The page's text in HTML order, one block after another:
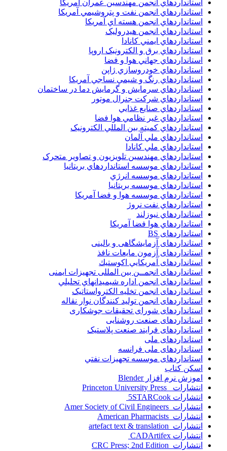
استانداردهاي انجمن مهندسين عمران آمريکا
استانداردهاي انجمن نفت و پتروشيمي آمريکا
استانداردهاي انجمن هسته اي آمريکا
استانداردهاي انجمن هيدروليک
استانداردهاي ايمني کانادا
استانداردهاي برق و الکترونبک اروپا
استانداردهاي جهاني هوا و فضا
استانداردهاي خودروسازي ژاپن
استانداردهاي رنگ و شيمي نساجي آمريکا
استانداردهاي سرمايش و گرمايش دما در ساختمان
استانداردهاي شرکت جنرال موتور
استانداردهاي صنايع غذايي
استانداردهاي غير نظامي هوا فضا
استانداردهاي کميته بين المللي الکترونيک
استانداردهاي ملي آلمان
استانداردهاي ملي کانادا
استانداردهاي مهندسين تلويزيون و تصاوير متحرک
استانداردهاي موسسه استانداردهاي بريتانيا
استانداردهاي موسسه انرژي
استانداردهاي موسسه بريتانيا
استانداردهاي موسسه هوا و فضا آمريکا
استانداردهاي نفت نروژ
استانداردهاي نيوزلند
استانداردهاي هوا فضا آمريکا
استانداردهای BS
استانداردهای آزمایشگاهی و بالینی
استانداردهای آزمون مایعات نافذ
استانداردهای آمريكايي اكوستيك
استانداردهای انجمــن بين المللى تجهيزات ايمنى
استانداردهای انجمن اداره شيميدانهاي تحليلي
استانداردهای انجمن تخليه الکترواستاتيک
استانداردهای انجمن توليد کنندگان نوار نقاله
استانداردهای شورای تحقیقات جوشکاری
استانداردهای صنعت روشنایی
استانداردهای فرايند صنعت پلاستيک
استانداردهای ملی
استانداردهای ملی فرانسه
استانداردهای موسسه تجهيزات نفتي
اسکن کتاب
اموزش نرم افزار Blender
انتشارات Princeton University Press
انتشارات ‎ 5STARCook
انتشارات Amer Society of Civil Engineers
انتشارات American Pharmacists
انتشارات artefact text & translation
انتشارات ‎ CADArtifex
انتشارات CRC Press; 2nd Edition